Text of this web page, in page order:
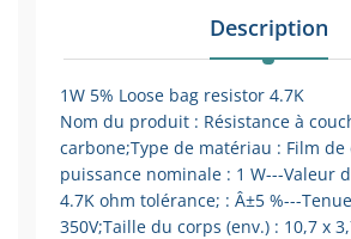
Description
1W 5% Loose bag resistor 4.7K
Nom du produit : Résistance à
carbone;Type de matériau : Film de
puissance nominale : 1 W---Valeur
4.7K ohm tolérance; : Â±5 %---
350V;Taille du corps (env.) : 10,7 x